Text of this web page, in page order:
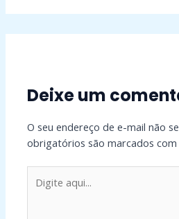
Deixe um
O seu endereço de e-mail não
obrigatórios são marcados
aqui...